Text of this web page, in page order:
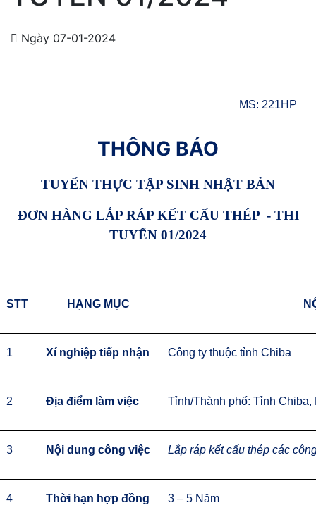
Ngày 07-01-2024
MS: 221HP
THÔNG BÁO
TUYỂN THỰC TẬP SINH NHẬT BẢN
ĐƠN HÀNGLẮP RÁP KẾT CẤU THÉP - THI
TUYỂN 01/2024
STT HẠNG MỤC
1 Xí nghiệp tiếp nhận Công ty thuộc tỉnh Chiba
2 Địa điểm làm việc Tỉnh/Thành phố: Tỉnh Chiba,
3 Nội dung công việc Lắp ráp kết cấu thép các
4 Thời hạn hợp đồng 3 – 5 Năm